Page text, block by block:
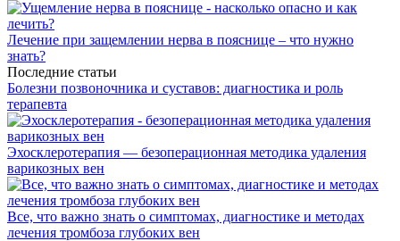
Лечение при защемлении нерва в пояснице – что нужно
знать?
Последние статьи
Болезни позвоночника и суставов: диагностика и роль
терапевта
Эхосклеротерапия — безоперационная методика удаления
варикозных вен
Все, что важно знать о симптомах, диагностике и методах
лечения тромбоза глубоких вен